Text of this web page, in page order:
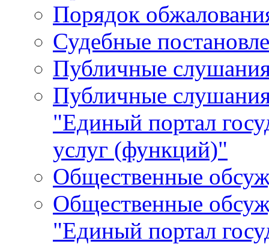
Порядок
Судебные
Публичные
Публичные
"Единый портал
услуг (функций)"
Общественные
Общественные
"Единый портал